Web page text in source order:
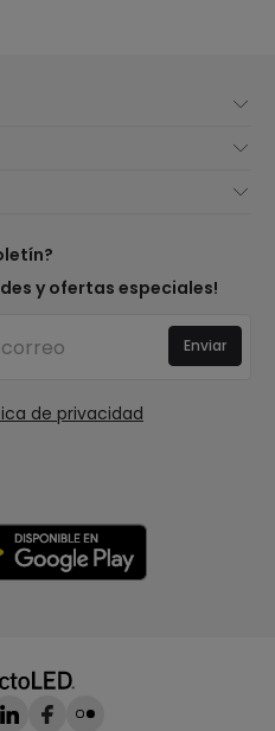
y ofertas especiales!
de privacidad
Enviar